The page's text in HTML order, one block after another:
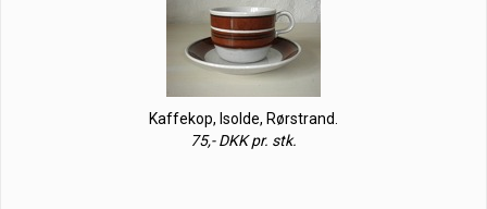
Kaffekop, Isolde, Rørstrand.
75,- DKK pr. stk.